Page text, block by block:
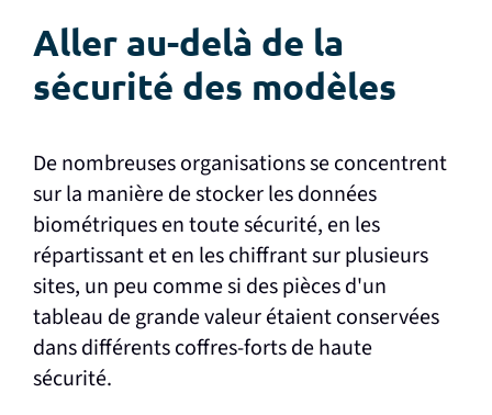
Aller au-delà de la
sécurité des modèles
De nombreuses organisations se concentrent
sur la manière de stocker les données
biométriques en toute sécurité, en les
répartissant et en les chiffrant sur plusieurs
sites, un peu comme si des pièces d'un
tableau de grande valeur étaient conservées
dans différents coffres-forts de haute
sécurité.